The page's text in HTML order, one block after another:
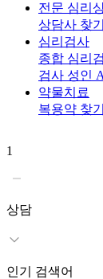
전문 심리
상담사 찾기
심리검사
종합 심리
검사 성인
약물치료
복용약 찾기
1
상담
인기 검색어